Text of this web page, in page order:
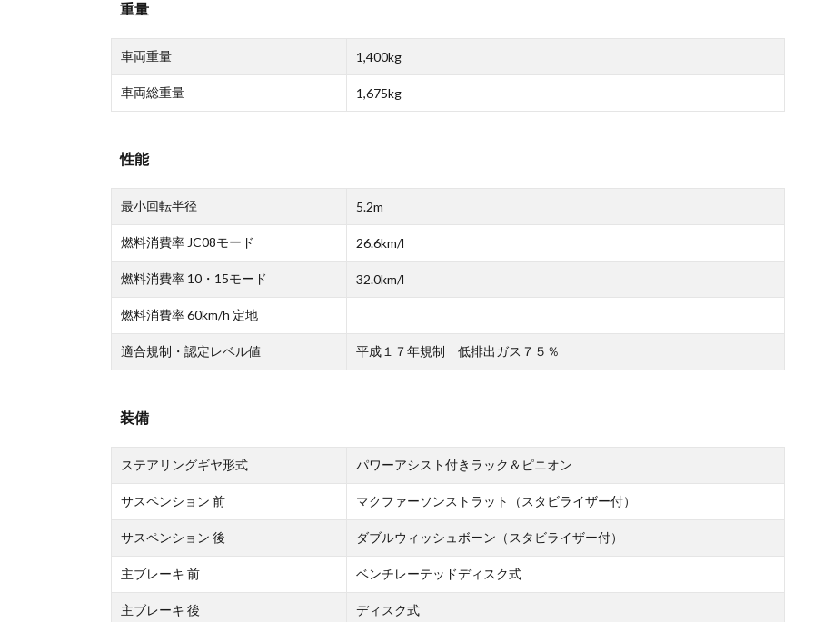
重量
車両重量 1,400kg
車両総重量 1,675kg
性能
最小回転半径 5.2m
燃料消費率 JC08モード 26.6km/l
燃料消費率 10・15モード 32.0km/l
燃料消費率 60km/h 定地
適合規制・認定レベル値 平成１７年規制 低排出ガス７５％
装備
ステアリングギヤ形式 パワーアシスト付きラック＆ピニオン
サスペンション 前 マクファーソンストラット（スタビライザー付）
サスペンション 後 ダブルウィッシュボーン（スタビライザー付）
主ブレーキ 前 ベンチレーテッドディスク式
主ブレーキ 後 ディスク式